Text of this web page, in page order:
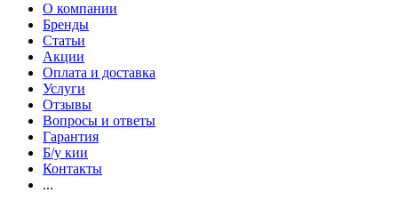
О компании
Бренды
Статьи
Акции
Оплата и доставка
Услуги
Отзывы
Вопросы и ответы
Гарантия
Б/у кии
Контакты
...